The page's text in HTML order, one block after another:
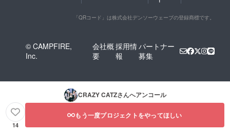
「QRコード」は株式会社デンソーウェーブの登録商標です。
© CAMPFIRE,
Inc.
会社概
要
採用情
報
パートナー
募集
CRAZY CATZさんへアンコール
14
もう一度プロジェクトをやってほしい